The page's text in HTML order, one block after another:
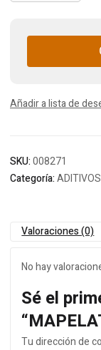
Añadir a lista de
SKU:008271
Categoría:
Valoraciones (0)
No hay
Sé el
Tu dirección de